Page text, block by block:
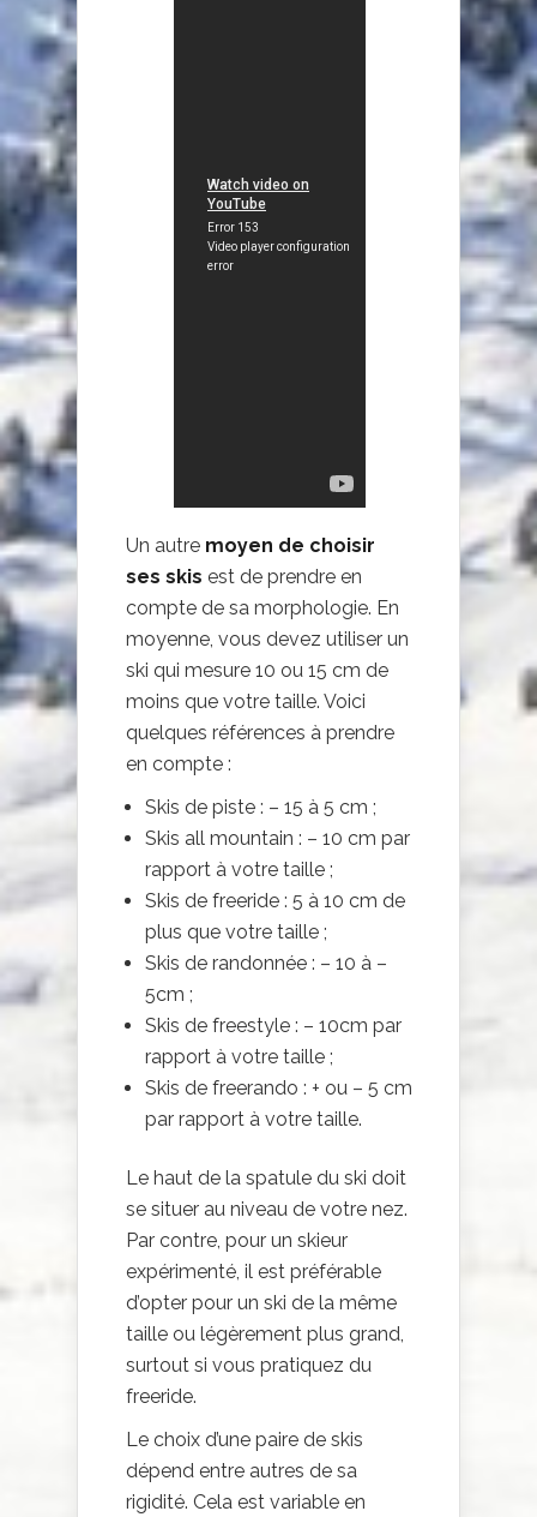
Un autre moyen de choisir
ses skis est de prendre en
compte de sa morphologie. En
moyenne, vous devez utiliser un
ski qui mesure 10 ou 15 cm de
moins que votre taille. Voici
quelques références à prendre
en compte :
Skis de piste : – 15 à 5 cm ;
Skis all mountain : – 10 cm par
rapport à votre taille ;
Skis de freeride : 5 à 10 cm de
plus que votre taille ;
Skis de randonnée : – 10 à –
5cm ;
Skis de freestyle : – 10cm par
rapport à votre taille ;
Skis de freerando : + ou – 5 cm
par rapport à votre taille.
Le haut de la spatule du ski doit
se situer au niveau de votre nez.
Par contre, pour un skieur
expérimenté, il est préférable
d’opter pour un ski de la même
taille ou légèrement plus grand,
surtout si vous pratiquez du
freeride.
Le choix d’une paire de skis
dépend entre autres de sa
rigidité. Cela est variable en